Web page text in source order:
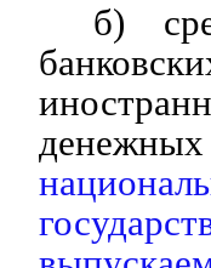
б)